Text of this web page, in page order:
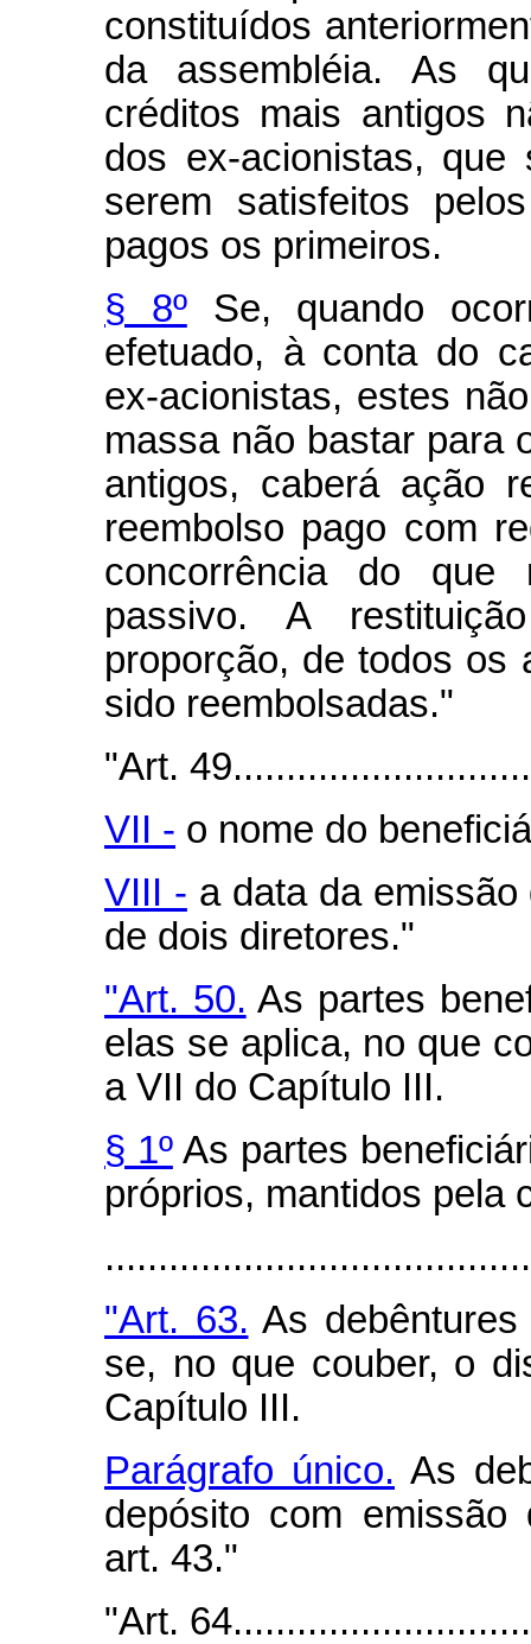
constituídos
da assembléia. As
créditos mais antigos
dos ex-acionistas, que
serem satisfeitos
pagos os primeiros.
§ 8ºSe, quando
efetuado, à conta do
ex-acionistas, estes
massa não bastar para
antigos, caberá ação
reembolso pago com
concorrência do que
passivo. A
proporção, de todos os
sido reembolsadas."
"Art.
VII - o nome do
VIII - a data da
de dois diretores."
"Art. 50. As partes
elas se aplica, no que
a VII do Capítulo III.
§ 1ºAs partes
próprios, mantidos pela
"Art. 63. As
se, no que couber, o
Capítulo III.
Parágrafo único. As
depósito com
art. 43."
"Art.